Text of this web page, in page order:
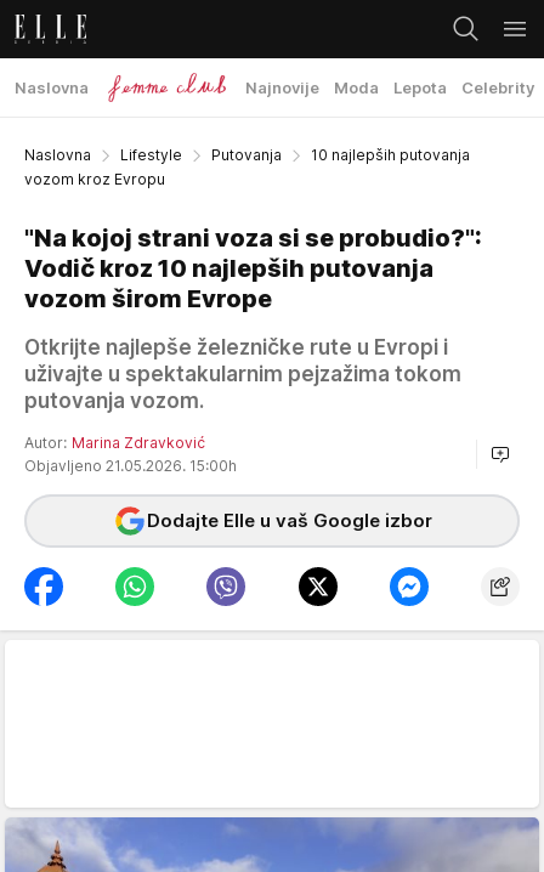
Naslovna Najnovije Moda Lepota Celebrity
Naslovna Lifestyle Putovanja
10 najlepših putovanja
vozom kroz Evropu
"Na kojoj strani voza si se probudio?":
Vodič kroz 10 najlepših putovanja
vozom širom Evrope
Otkrijte najlepše železničke rute u Evropi i
uživajte u spektakularnim pejzažima tokom
putovanja vozom.
Autor: Marina Zdravković
Objavljeno 21.05.2026. 15:00h
Dodajte Elle u vaš Google izbor